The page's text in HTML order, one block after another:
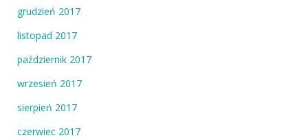
grudzień 2017
listopad 2017
październik 2017
wrzesień 2017
sierpień 2017
czerwiec 2017